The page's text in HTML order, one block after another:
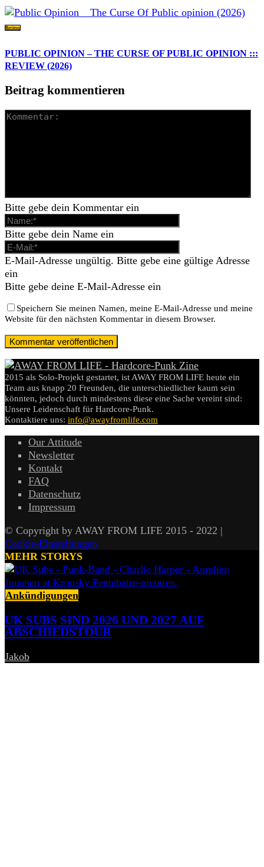
Reviews
PUBLIC OPINION – THE CURSE OF PUBLIC OPINION :::
REVIEW (2026)
Beitrag kommentieren
Bitte gebe dein Kommentar ein
Bitte gebe dein Name ein
E-Mail-Adresse ungültig. Bitte gebe eine gültige Adresse
ein
Bitte gebe deine E-Mail-Adresse ein
Speichern Sie meinen Namen, meine E-Mail-Adresse und meine
Website für den nächsten Kommentar in diesem Browser.
2015 als Solo-Projekt gestartet, ist AWAY FROM LIFE heute ein
Team aus knapp 20 Freunden, die unterschiedlicher kaum sein
könnten, jedoch durch mindestens diese eine Sache vereint sind:
Unsere Leidenschaft für Hardcore-Punk.
Kontaktiere uns: info@awayfromlife.com
Our Attitude
Newsletter
Kontakt
FAQ
Datenschutz
Impressum
© Copyright by AWAY FROM LIFE 2015 - 2022 |
Cookie-Einstellungen
MEHR STORYS
Ankündigungen
UK SUBS SIND 2026 UND 2027 AUF
ABSCHIEDSTOUR
Jakob